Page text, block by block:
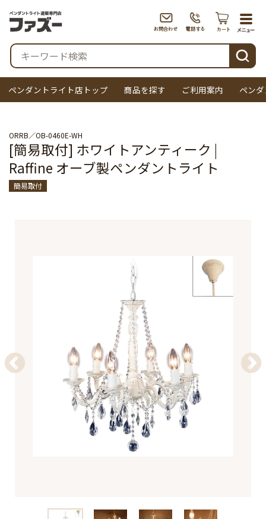
検索
ペンダントライト店トップ 商品を探す ご利用案内 ペン
ORRB OB-0460E-WH
[簡易取付] ホワイトアンティーク |
Raffine オーブ製ペンダントライト
簡易取付